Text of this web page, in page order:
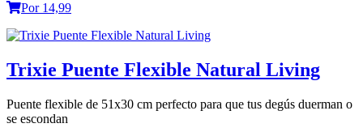
Por 14,99
Trixie Puente Flexible Natural Living
Puente flexible de 51x30 cm perfecto para que tus degús duerman o
se escondan